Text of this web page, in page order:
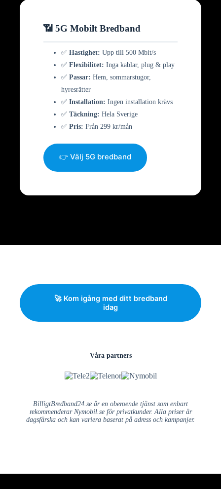
📶 5G Mobilt Bredband
✅ Hastighet: Upp till 500 Mbit/s
✅ Flexibilitet: Inga kablar, plug & play
✅ Passar: Hem, sommarstugor,
hyresrätter
✅ Installation: Ingen installation krävs
✅ Täckning: Hela Sverige
✅ Pris: Från 299 kr/mån
👉 Välj 5G bredband
🚀 Kom igång med ditt bredband
idag
Våra partners
BilligtBredband24.se är en oberoende tjänst som enbart
rekommenderar Nymobil.se för privatkunder. Alla priser är
dagsfärska och kan variera baserat på adress och kampanjer.